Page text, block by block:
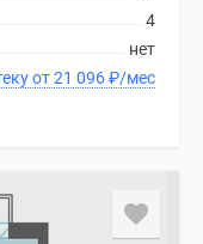
4
нет
В ипотеку от 21 096₽/мес